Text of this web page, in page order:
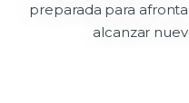
preparada para
alcanzar